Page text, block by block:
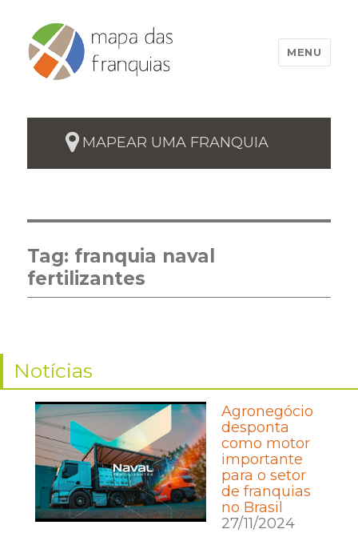
MENU
MAPEAR UMA FRANQUIA
Tag: franquia naval
fertilizantes
Notícias
Agronegócio
desponta
como motor
importante
para o setor
de franquias
no Brasil
27/11/2024